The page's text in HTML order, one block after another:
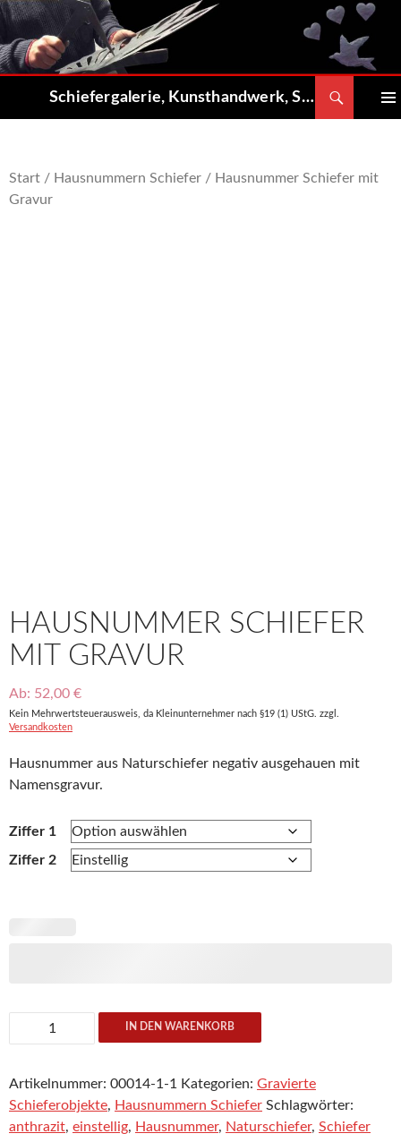
Zum
springen
Schiefergalerie, Kunsthandwerk, Shop
Start / Hausnummern Schiefer / Hausnummer Schiefer mit
Gravur
HAUSNUMMER SCHIEFER
MIT GRAVUR
Ab: 52,00 €
Kein Mehrwertsteuerausweis, da Kleinunternehmer nach §19 (1) UStG. zzgl.
Versandkosten
Hausnummer aus Naturschiefer negativ ausgehauen mit
Namensgravur.
Ziffer 1
Ziffer 2
Hausnummer
Schiefer
Gravur
Menge
IN DEN WARENKORB
Artikelnummer: 00014-1-1 Kategorien: Gravierte
Schieferobjekte, Hausnummern Schiefer Schlagwörter:
anthrazit, einstellig, Hausnummer, Naturschiefer, Schiefer